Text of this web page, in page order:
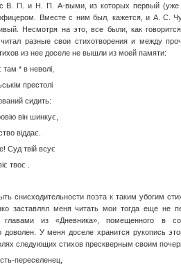
В. П. и Н. П. А-выми, из которых первый (уже
Вместе с ним был, кажется, и А. С.
Несмотря на это, все были, как
читал разные свои стихотворения и между
из нее доселе не вышли из моей памяти:
* в неволі,
престолі
сидить:
він шинкує,
віддає.
Суд твій всує
твоє .
снисходительности поэта к таким убогим
заставлял меня читать мои тогда еще не
главами из «Дневника», помещенного в
доволен. У меня доселе хранится рукопись
следующих стихов прескверным своим
переселенец,